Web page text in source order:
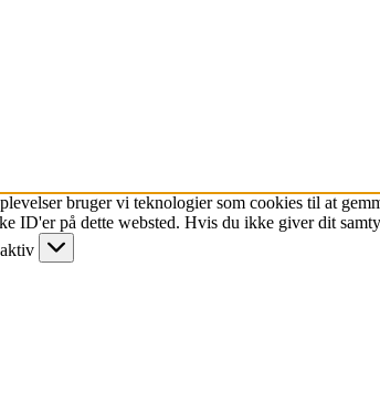
bruger vi teknologier som cookies til at
ID'er på dette websted. Hvis du ikke giver dit